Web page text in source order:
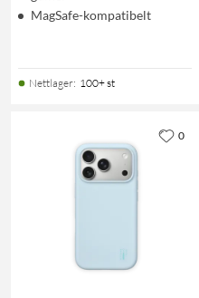
MagSafe-kompatibelt
Nettlager: 100+ st
0